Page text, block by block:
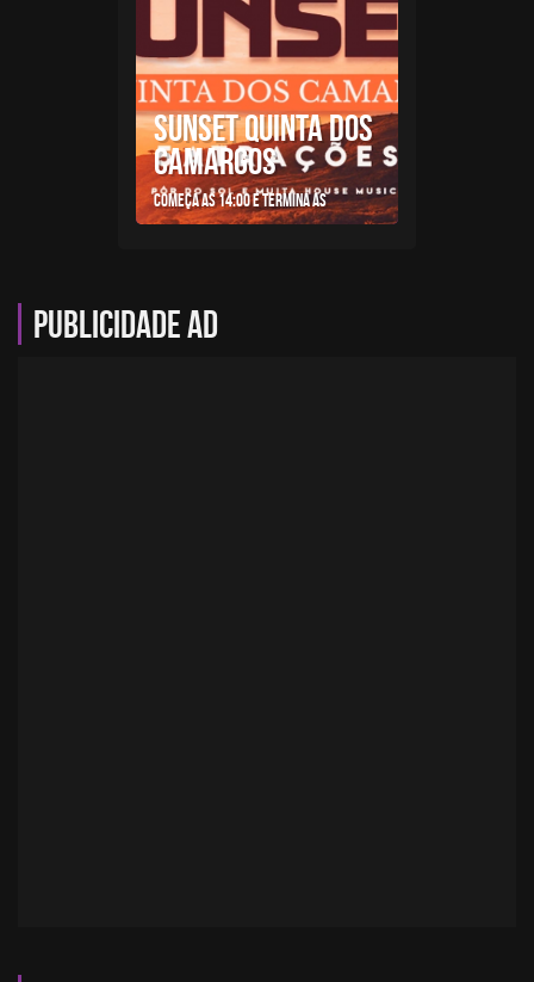
SUNSET QUINTA DOS
CAMARGOS
Começa as 14:00 e termina as
Publicidade AD